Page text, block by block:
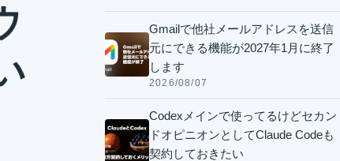
Gmailで他社メールアドレスを送信
元にできる機能が2027年1月に終了
します
2026/08/07
Codexメインで使ってるけどセカン
ドオピニオンとしてClaude Codeも
契約しておきたい